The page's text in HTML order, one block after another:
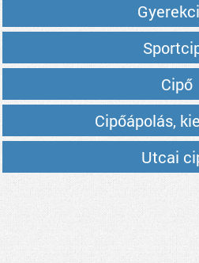
Cipő
Cipőápolás,
Utcai